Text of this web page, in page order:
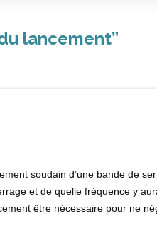
lancement”
soudain d’une bande de
et de quelle fréquence y
être nécessaire pour ne